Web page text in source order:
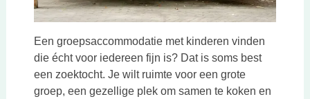
Een groepsaccommodatie met kinderen vinden
die écht voor iedereen fijn is? Dat is soms best
een zoektocht. Je wilt ruimte voor een grote
groep, een gezellige plek om samen te koken en